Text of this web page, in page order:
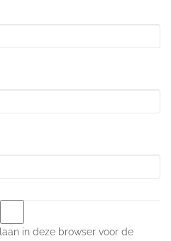
in deze browser voor de